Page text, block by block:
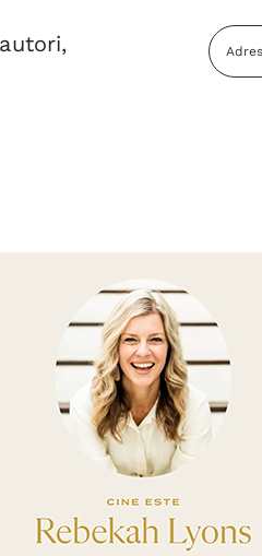
Adresa
Email